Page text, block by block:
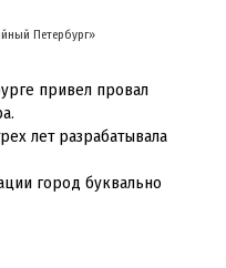
Петербург»
привел провал
лет разрабатывала
город буквально